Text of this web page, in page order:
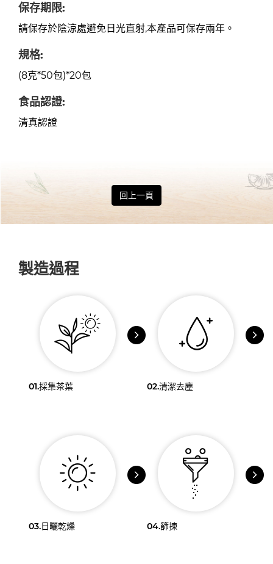
保存期限:
請保存於陰涼處避免日光直射,本產品可保存兩年。
規格:
(8克*50包)*20包
食品認證:
清真認證
回上一頁
製造過程
01.採集茶葉 02.清潔去塵
03.日曬乾燥 04.篩揀